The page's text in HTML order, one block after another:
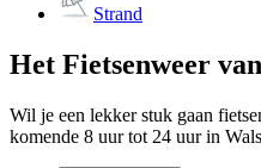
Strand
Het Fietsenweer
Wil je een lekker stuk gaan
komende 8 uur tot 24 uur in